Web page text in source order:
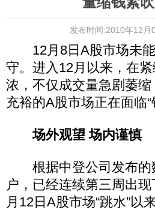
发布时间:2010年12月
12月8日A股市场未能
守。进入12月以来，在
浓，不仅成交量急剧萎
充裕的A股市场正在面临“
场外观望 场内谨慎
根据中登公司发布的
户，已经连续第三周出
月12日A股市场“跳水”以